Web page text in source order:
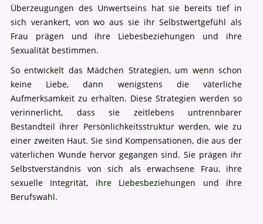
Überzeugungen des Unwertseins hat sie bereits tief in
sich verankert, von wo aus sie ihr Selbstwertgefühl als
Frau prägen und ihre Liebesbeziehungen und ihre
Sexualität bestimmen.
So entwickelt das Mädchen Strategien, um wenn schon
keine Liebe, dann wenigstens die väterliche
Aufmerksamkeit zu erhalten. Diese Strategien werden so
verinnerlicht, dass sie zeitlebens untrennbarer
Bestandteil ihrer Persönlichkeitsstruktur werden, wie zu
einer zweiten Haut. Sie sind Kompensationen, die aus der
väterlichen Wunde hervor gegangen sind. Sie prägen ihr
Selbstverständnis von sich als erwachsene Frau, ihre
sexuelle Integrität, ihre Liebesbeziehungen und ihre
Berufswahl.